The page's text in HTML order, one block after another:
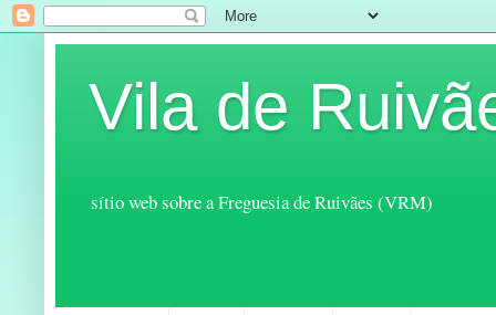
Vila de
sítio web sobre a Freguesia de Ruivães (VRM)